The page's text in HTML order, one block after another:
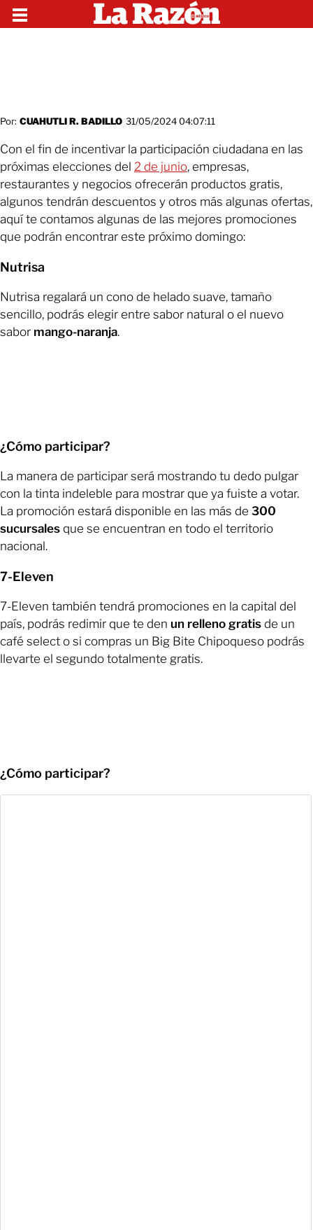
Por: CUAHUTLI R. BADILLO 31/05/2024 04:07:11
Con el fin de incentivar la participación ciudadana en las
próximas elecciones del 2 de junio, empresas,
restaurantes y negocios ofrecerán productos gratis,
algunos tendrán descuentos y otros más algunas ofertas,
aquí te contamos algunas de las mejores promociones
que podrán encontrar este próximo domingo:
Nutrisa
Nutrisa regalará un cono de helado suave, tamaño
sencillo, podrás elegir entre sabor natural o el nuevo
sabor mango-naranja.
¿Cómo participar?
La manera de participar será mostrando tu dedo pulgar
con la tinta indeleble para mostrar que ya fuiste a votar.
La promoción estará disponible en las más de 300
sucursales que se encuentran en todo el territorio
nacional.
7-Eleven
7-Eleven también tendrá promociones en la capital del
país, podrás redimir que te den un relleno gratis de un
café select o si compras un Big Bite Chipoqueso podrás
llevarte el segundo totalmente gratis.
¿Cómo participar?